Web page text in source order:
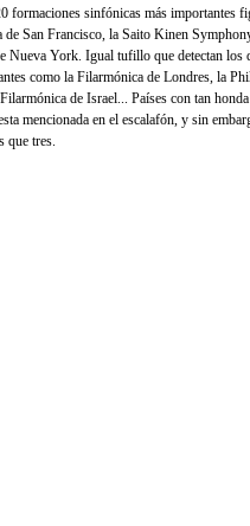
formaciones sinfónicas más importantes
San Francisco, la Saito Kinen
York. Igual tufillo que detectan los
como la Filarmónica de Londres, la
de Israel... Países con tan
mencionada en el escalafón, y sin
que tres.